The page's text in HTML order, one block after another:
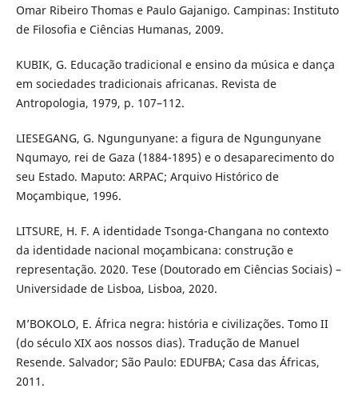
Omar Ribeiro Thomas e Paulo Gajanigo. Campinas: Instituto
de Filosofia e Ciências Humanas, 2009.
KUBIK, G. Educação tradicional e ensino da música e dança
em sociedades tradicionais africanas. Revista de
Antropologia, 1979, p. 107–112.
LIESEGANG, G. Ngungunyane: a figura de Ngungunyane
Nqumayo, rei de Gaza (1884-1895) e o desaparecimento do
seu Estado. Maputo: ARPAC; Arquivo Histórico de
Moçambique, 1996.
LITSURE, H. F. A identidade Tsonga-Changana no contexto
da identidade nacional moçambicana: construção e
representação. 2020. Tese (Doutorado em Ciências Sociais) –
Universidade de Lisboa, Lisboa, 2020.
M’BOKOLO, E. África negra: história e civilizações. Tomo II
(do século XIX aos nossos dias). Tradução de Manuel
Resende. Salvador; São Paulo: EDUFBA; Casa das Áfricas,
2011.